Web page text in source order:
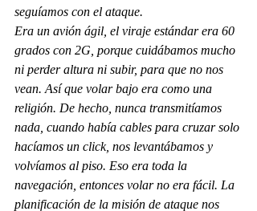
seguíamos con el ataque.
Era un avión ágil, el viraje estándar era 60
grados con 2G, porque cuidábamos mucho
ni perder altura ni subir, para que no nos
vean. Así que volar bajo era como una
religión. De hecho, nunca transmitíamos
nada, cuando había cables para cruzar solo
hacíamos un click, nos levantábamos y
volvíamos al piso. Eso era toda la
navegación, entonces volar no era fácil. La
planificación de la misión de ataque nos